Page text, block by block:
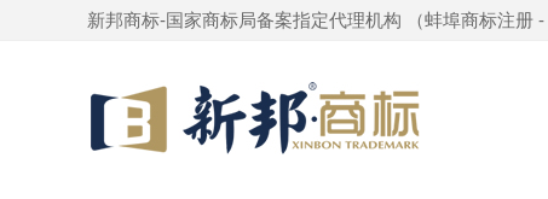
新邦商标-国家商标局备案指定代理机构 （蚌埠商标注册 -